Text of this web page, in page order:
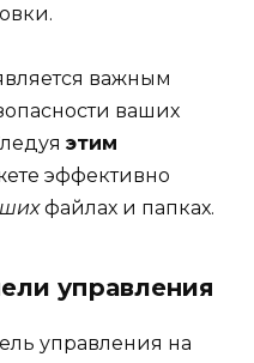
важным
ваших
этим
эффективно
файлах и папках.
управления
управления на